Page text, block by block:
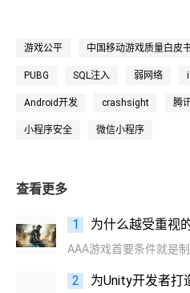
游戏公平 中国移动游戏质量白皮
PUBG SQL注入 弱网络
Android开发 crashsight 腾
小程序安全 微信小程序
查看更多
1 为什么越受重视的
2 为Unity开发者打造的自动